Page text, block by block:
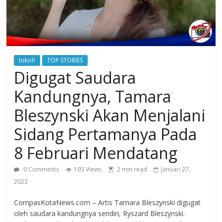
secara
cepat,
memberikan
informasi
berita
ringan,
mudah
mengerti
dan
dapat
percaya.
Berita
yang
disajikan
sejak
tokoh TOP STORIES
Digugat Saudara
Kandungnya, Tamara
Bleszynski Akan Menjalani
Sidang Pertamanya Pada
8 Februari Mendatang
0 Comments 193 Views 2 min read
Januari 27,
2023
CompasKotaNews.com – Artis Tamara Bleszynski digugat
oleh saudara kandungnya sendiri, Ryszard Bleszynski.